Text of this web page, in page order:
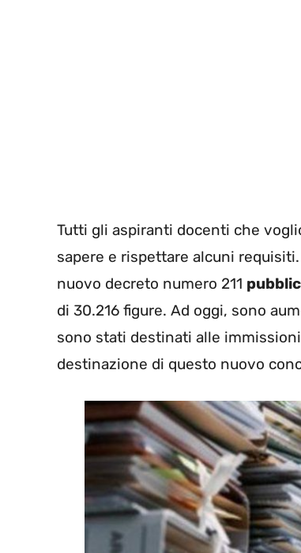
Tutti gli aspiranti docenti che
sapere e rispettare alcuni
nuovo decreto numero 211
di 30.216 figure. Ad oggi, sono
sono stati destinati alle
destinazione di questo nuovo